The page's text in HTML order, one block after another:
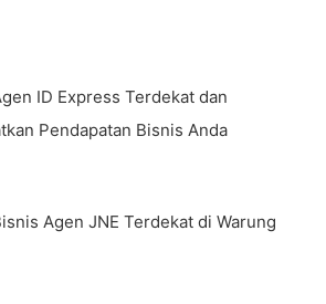
ID Express Terdekat dan
Pendapatan Bisnis Anda
Agen JNE Terdekat di Warung